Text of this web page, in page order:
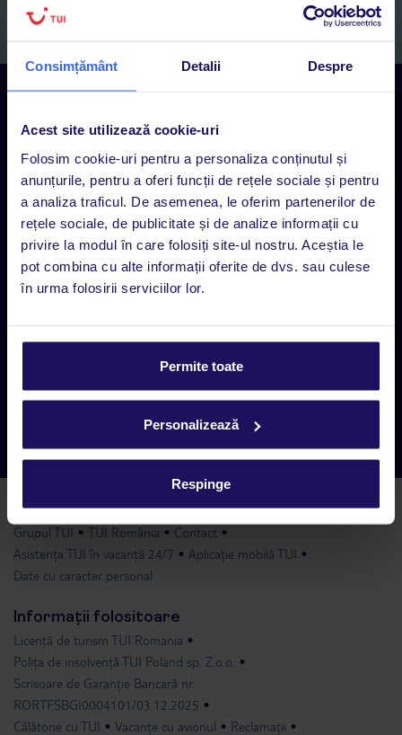
Consimțământ Detalii Despre
Acest site utilizează cookie-uri
Folosim cookie-uri pentru a personaliza conținutul și
anunțurile, pentru a oferi funcții de rețele sociale și pentru
a analiza traficul. De asemenea, le oferim partenerilor de
rețele sociale, de publicitate și de analize informații cu
privire la modul în care folosiți site-ul nostru. Aceștia le
pot combina cu alte informații oferite de dvs. sau culese
în urma folosirii serviciilor lor.
Permite toate
Personalizează
Respinge
Rezervări Call center
Luni - Vineri 09:00 - 17:00
0318 103 000, tasta 1
Suport clienți (rezervări existente)
Luni - Vineri 09:00 - 17:00
0318 103 000, tasta 2
Chat
Agențiile TUI
Găsește locația
Despre TUI
Grupul TUI TUI România
Contact
Asistența TUI în vacanță 24/7
Aplicație mobilă TUI
Date cu caracter personal
Informații folositoare
Licență de turism TUI Romania
Polița de insolvență TUI Poland sp. Z.o.o.
Scrisoare de Garanție Bancară nr.
RORTFSBGI0004101/03.12.2025
Călătorie cu TUI
Vacanțe cu avionul
Reclamații